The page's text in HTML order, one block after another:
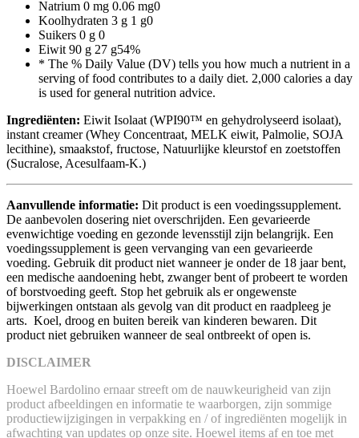
Natrium 0 mg 0.06 mg0
Koolhydraten 3 g 1 g0
Suikers 0 g 0
Eiwit 90 g 27 g54%
* The % Daily Value (DV) tells you how much a nutrient in a
serving of food contributes to a daily diet. 2,000 calories a day
is used for general nutrition advice.
Ingrediënten: Eiwit Isolaat (WPI90™ en gehydrolyseerd isolaat),
instant creamer (Whey Concentraat, MELK eiwit, Palmolie, SOJA
lecithine), smaakstof, fructose, Natuurlijke kleurstof en zoetstoffen
(Sucralose, Acesulfaam-K.)
Aanvullende informatie: Dit product is een voedingssupplement.
De aanbevolen dosering niet overschrijden. Een gevarieerde
evenwichtige voeding en gezonde levensstijl zijn belangrijk. Een
voedingssupplement is geen vervanging van een gevarieerde
voeding. Gebruik dit product niet wanneer je onder de 18 jaar bent,
een medische aandoening hebt, zwanger bent of probeert te worden
of borstvoeding geeft. Stop het gebruik als er ongewenste
bijwerkingen ontstaan als gevolg van dit product en raadpleeg je
arts. Koel, droog en buiten bereik van kinderen bewaren. Dit
product niet gebruiken wanneer de seal ontbreekt of open is.
DISCLAIMER
Hoewel Bardolino ernaar streeft om de nauwkeurigheid van zijn
product afbeeldingen en informatie te waarborgen, zijn sommige
productiewijzigingen in verpakking en / of ingrediënten mogelijk in
afwachting van updates op onze site. Hoewel items af en toe met